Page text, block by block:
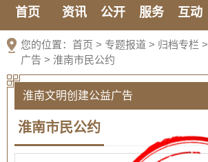
首页 资讯 公开 服务 互动
新媒体
您的位置： 首页 > 专题报道 > 归档专栏 >
广告 > 淮南市民公约
淮南文明创建公益广告
淮南市民公约